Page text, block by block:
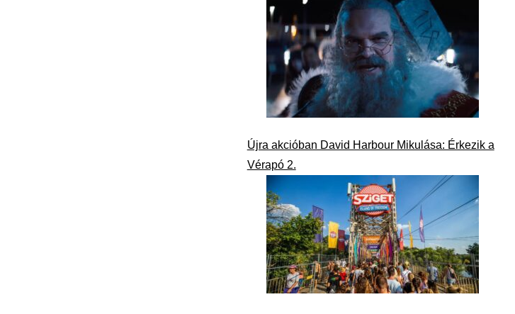
Újra akcióban David Harbour Mikulása: Érkezik a
Vérapó 2.